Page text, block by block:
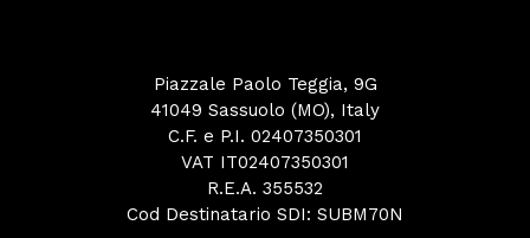
Piazzale Paolo Teggia, 9G
41049 Sassuolo (MO), Italy
C.F. e P.I. 02407350301
VAT IT02407350301
R.E.A. 355532
Cod Destinatario SDI: SUBM70N